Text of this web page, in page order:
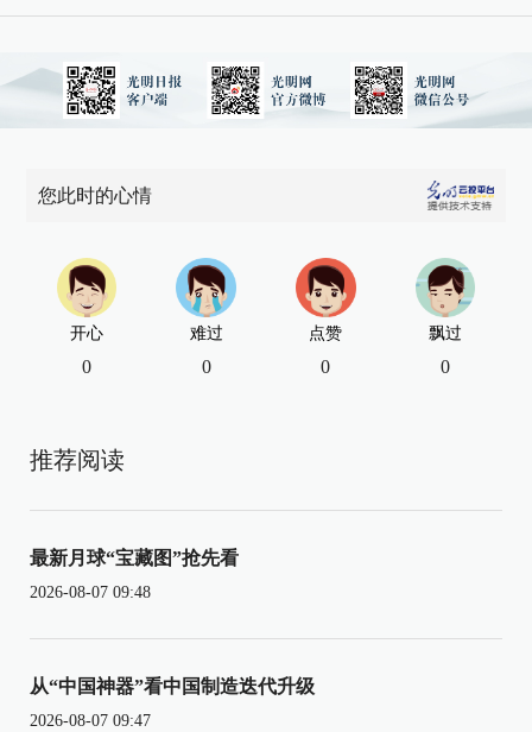
您此时的心情
开心
0
难过
0
点赞
0
飘过
0
推荐阅读
最新月球“宝藏图”抢先看
2026-08-07 09:48
从“中国神器”看中国制造迭代升级
2026-08-07 09:47